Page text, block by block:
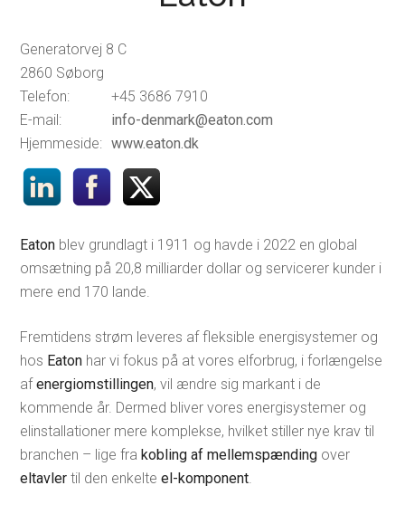
Generatorvej 8 C
2860 Søborg
Telefon:
+45 3686 7910
E-mail:
info-denmark@eaton.com
Hjemmeside: www.eaton.dk
Eaton blev grundlagt i 1911 og havde i 2022 en global
omsætning på 20,8 milliarder dollar og servicerer kunder i
mere end 170 lande.
Fremtidens strøm leveres af fleksible energisystemer og
hos Eaton har vi fokus på at vores elforbrug, i forlængelse
afenergiomstillingen, vil ændre sig markant i de
kommende år. Dermed bliver vores energisystemer og
elinstallationer mere komplekse, hvilket stiller nye krav til
branchen – lige frakobling af mellemspænding over
eltavler til den enkelteel-komponent.